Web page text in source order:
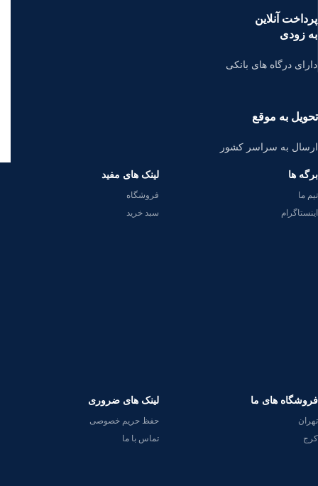
پرداخت آنلاین
به زودی
دارای درگاه های بانکی
تحویل به موقع
ارسال به سراسر کشور
برگه ها
تیم ما
اینستاگرام
لینک های مفید
فروشگاه
سبد خرید
فروشگاه های ما
تهران
کرج
لینک های ضروری
حفظ حریم خصوصی
تماس با ما